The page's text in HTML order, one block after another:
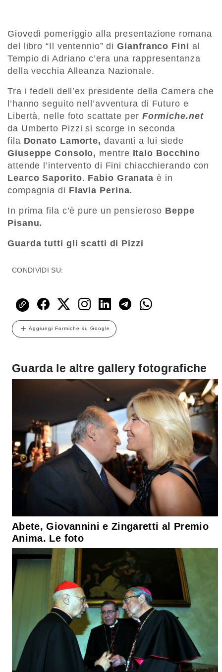
Giovedì pomeriggio alla presentazione romana
del libro “Il ventennio” diGianfranco Fini al
Tempio di Adriano c’era una rappresentanza
della vecchia Alleanza Nazionale.
Tra i fedeli dell’ex presidente della Camera che
l’hanno seguito nell’avventura di Futuro e
Libertà, nelle foto scattate per Formiche.net
da Umberto Pizzi si scorge in seconda
fila Donato Lamorte, davanti a lui siede
Giuseppe Consolo, mentre Italo Bocchino
attende l’intervento di Fini chiacchierando con
Learco Saporito. Fabio Granata è in
compagnia di Flavia Perina.
In prima fila c’è pure un pensieroso Beppe
Pisanu.
Guarda tutti gli scatti di Pizzi
CONDIVIDI SU:
Aggiungi Formiche su Google
Guarda le altre gallery fotografiche
Abete, Giovannini e Zingaretti al Premio
Anima. Le foto